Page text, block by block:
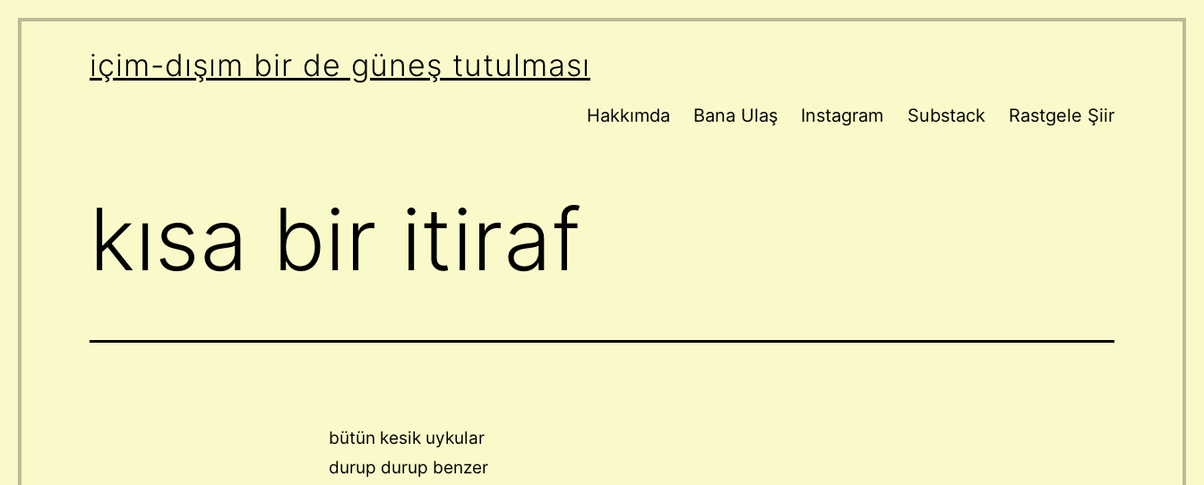
içim-dışım bir de güneş tutulması
Hakkımda Bana Ulaş Instagram Substack Rastgele Şiir
kısa bir itiraf
bütün kesik uykular
durup durup benzer